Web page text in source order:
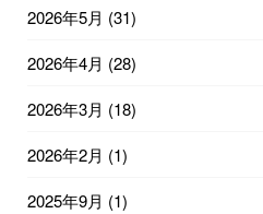
2026年5月 (31)
2026年4月 (28)
2026年3月 (18)
2026年2月 (1)
2025年9月 (1)